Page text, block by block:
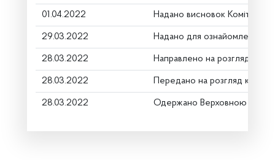
01.04.2022 Надано висновок Комітету
29.03.2022 Надано для ознайомлення
28.03.2022 Направлено на розгляд
28.03.2022 Передано на розгляд
28.03.2022 Одержано Верховною Радою